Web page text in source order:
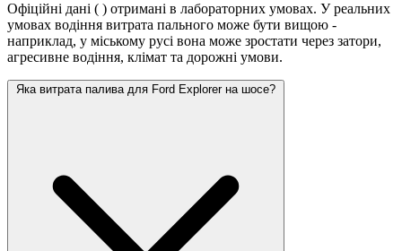
Офіційні дані ( ) отримані в лабораторних умовах. У реальних
умовах водіння витрата пального може бути вищою -
наприклад, у міському русі вона може зростати через затори,
агресивне водіння, клімат та дорожні умови.
Яка витрата палива для Ford Explorer на шосе?